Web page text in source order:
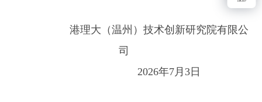
港理大（温州）技术创新研究院有限公
司
2026年7月 3 日